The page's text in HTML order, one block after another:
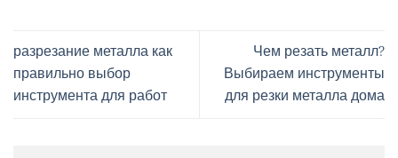
разрезание металла как
правильно выбор
инструмента для работ
Чем резать металл?
Выбираем инструменты
для резки металла дома